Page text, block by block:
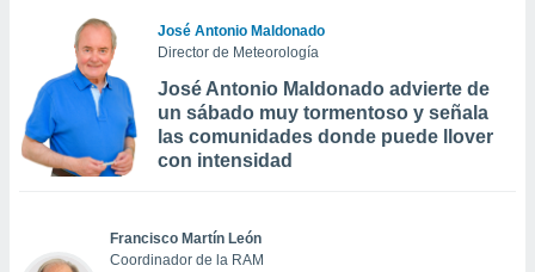
José Antonio Maldonado
Director de Meteorología
José Antonio Maldonado advierte de
un sábado muy tormentoso y señala
las comunidades donde puede llover
con intensidad
Francisco Martín León
Coordinador de la RAM